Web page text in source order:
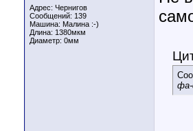
Адрес: Чернигов
Сообщений: 139
Машина: Малина :-)
Длина: 1380мкм
Диаметр: 0мм